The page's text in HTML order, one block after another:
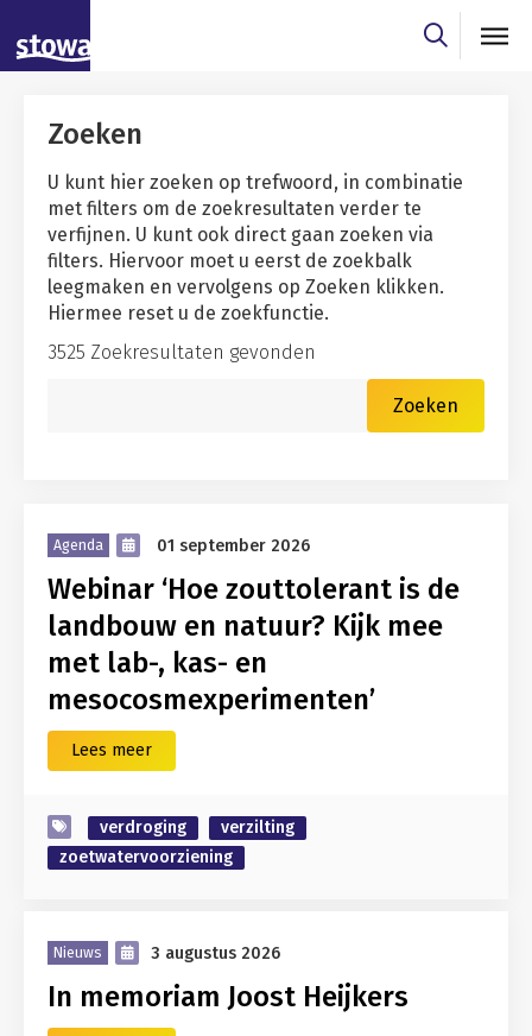
Skip to main content
Skip to main nav
Skip to zoekresultaten filter
Zoeken
U kunt hier zoeken op trefwoord, in combinatie
met filters om de zoekresultaten verder te
verfijnen. U kunt ook direct gaan zoeken via
filters. Hiervoor moet u eerst de zoekbalk
leegmaken en vervolgens op Zoeken klikken.
Hiermee reset u de zoekfunctie.
3525 Zoekresultaten gevonden
Agenda 01 september 2026
Webinar ‘Hoe zouttolerant is de
landbouw en natuur? Kijk mee
met lab-, kas- en
mesocosmexperimenten’
Lees meer
verdroging
verzilting
zoetwatervoorziening
Nieuws 3 augustus 2026
In memoriam Joost Heijkers